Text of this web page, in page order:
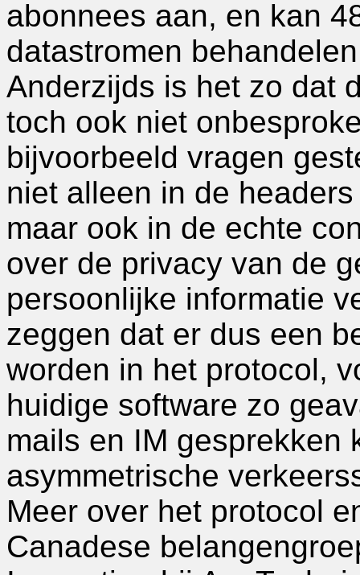
abonnees aan, en kan
datastromen
Anderzijds is het zo dat
toch ook niet
bijvoorbeeld vragen
niet alleen in de
maar ook in de echte
over de privacy van de
persoonlijke informatie
zeggen dat er dus een
worden in het protocol,
huidige software zo
mails en IM gesprekken
asymmetrische
Meer over het protocol
Canadese